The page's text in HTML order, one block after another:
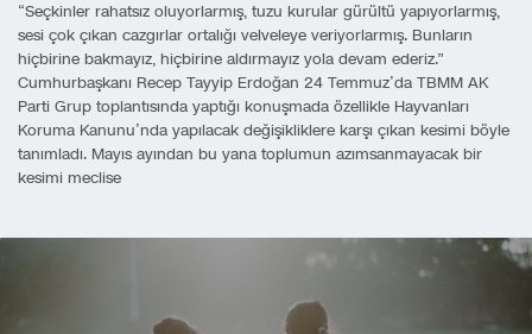
“Seçkinler rahatsız oluyorlarmış, tuzu kurular gürültü yapıyorlarmış,
sesi çok çıkan cazgırlar ortalığı velveleye veriyorlarmış. Bunların
hiçbirine bakmayız, hiçbirine aldırmayız yola devam ederiz.”
Cumhurbaşkanı Recep Tayyip Erdoğan 24 Temmuz’da TBMM AK
Parti Grup toplantısında yaptığı konuşmada özellikle Hayvanları
Koruma Kanunu’nda yapılacak değişikliklere karşı çıkan kesimi böyle
tanımladı. Mayıs ayından bu yana toplumun azımsanmayacak bir
kesimi meclise